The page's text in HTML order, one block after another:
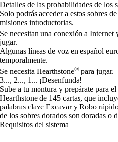
Detalles de las probabilidades de los
Solo podrás acceder a estos sobres
misiones introductorias.
Se necesitan una conexión a Internet
jugar.
Algunas líneas de voz en español
temporalmente.
Se necesita Hearthstone® para jugar.
3..., 2..., 1... ¡Desenfunda!
Sube a tu montura y prepárate para
Hearthstone de 145 cartas, que
palabras clave Excavar y Robo
de los sobres dorados son doradas o
Requisitos del sistema